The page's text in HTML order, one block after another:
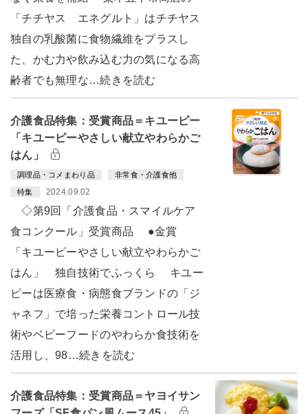
「チチヤス エネグルト」はチチヤス
独自の乳酸菌に食物繊維をプラスし
た、かむ力や飲み込む力の気になる高
齢者でも無理な…続きを読む
介護食品特集：受賞商品＝キユーピー
「キユーピーやさしい献立やわらかご
はん」
調理品・コメまわり品 非常食・介護食他
特集 2024.09.02
◇第9回「介護食品・スマイルケア
食コンクール」受賞商品 ●金賞
「キユーピーやさしい献立やわらかご
はん」 独自技術でふっくら キユー
ピーは医療食・病態食ブランドの「ジ
ャネフ」で培った栄養コントロール技
術やベビーフードのやわらか食技術を
活用し、98…続きを読む
介護食品特集：受賞商品＝ヤヨイサン